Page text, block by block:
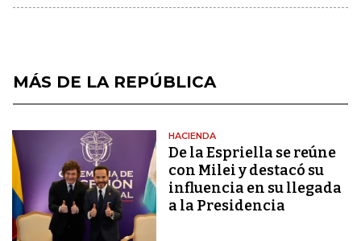
MÁS DE LA REPÚBLICA
HACIENDA
De la Espriella se reúne
con Milei y destacó su
influencia en su llegada
a la Presidencia